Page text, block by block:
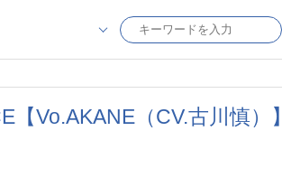
【Vo.AKANE（CV.古川慎）】